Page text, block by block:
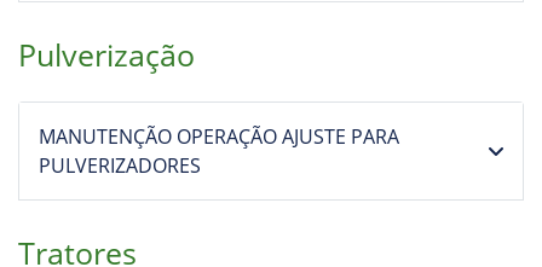
Pulverização
MANUTENÇÃO OPERAÇÃO AJUSTE PARA
PULVERIZADORES
Tratores